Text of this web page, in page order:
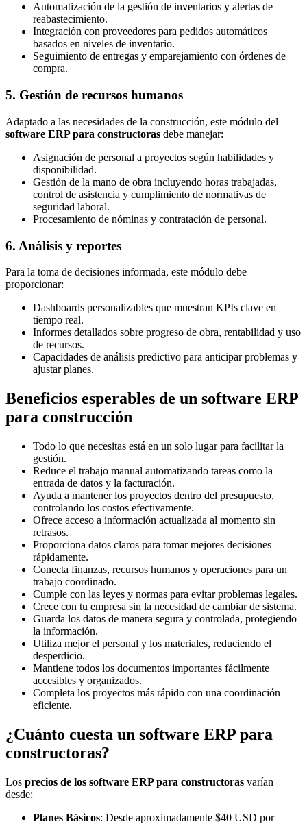
Automatización de la gestión de inventarios y alertas de
reabastecimiento.
Integración con proveedores para pedidos automáticos
basados en niveles de inventario.
Seguimiento de entregas y emparejamiento con órdenes de
compra.
5. Gestión de recursos humanos
Adaptado a las necesidades de la construcción, este módulo del
software ERP para constructoras debe manejar:
Asignación de personal a proyectos según habilidades y
disponibilidad.
Gestión de la mano de obra incluyendo horas trabajadas,
control de asistencia y cumplimiento de normativas de
seguridad laboral.
Procesamiento de nóminas y contratación de personal.
6. Análisis y reportes
Para la toma de decisiones informada, este módulo debe
proporcionar:
Dashboards personalizables que muestran KPIs clave en
tiempo real.
Informes detallados sobre progreso de obra, rentabilidad y uso
de recursos.
Capacidades de análisis predictivo para anticipar problemas y
ajustar planes.
Beneficios esperables de un software ERP
para construcción
Todo lo que necesitas está en un solo lugar para facilitar la
gestión.
Reduce el trabajo manual automatizando tareas como la
entrada de datos y la facturación.
Ayuda a mantener los proyectos dentro del presupuesto,
controlando los costos efectivamente.
Ofrece acceso a información actualizada al momento sin
retrasos.
Proporciona datos claros para tomar mejores decisiones
rápidamente.
Conecta finanzas, recursos humanos y operaciones para un
trabajo coordinado.
Cumple con las leyes y normas para evitar problemas legales.
Crece con tu empresa sin la necesidad de cambiar de sistema.
Guarda los datos de manera segura y controlada, protegiendo
la información.
Utiliza mejor el personal y los materiales, reduciendo el
desperdicio.
Mantiene todos los documentos importantes fácilmente
accesibles y organizados.
Completa los proyectos más rápido con una coordinación
eficiente.
¿Cuánto cuesta un software ERP para
constructoras?
Los precios de los software ERP para constructoras varían
desde:
Planes Básicos: Desde aproximadamente $40 USD por